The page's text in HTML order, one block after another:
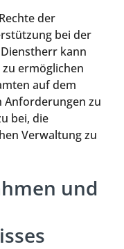
der
bei der
kann
ermöglichen
auf dem
Anforderungen zu
bei, die
Verwaltung zu
und